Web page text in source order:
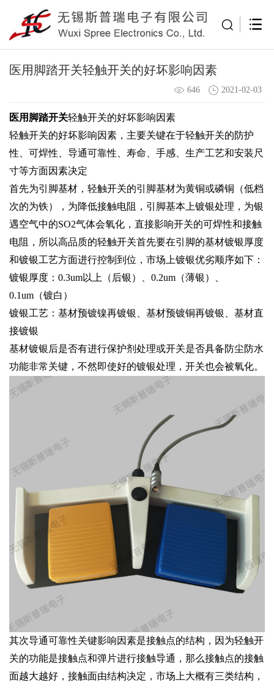
医用脚踏开关轻触开关的好坏影响因素
646 2021-02-03
医用脚踏开关轻触开关的好坏影响因素
轻触开关的好坏影响因素，主要关键在于轻触开关的防护
性、可焊性、导通可靠性、寿命、手感、生产工艺和安装尺
寸等方面因素决定
首先为引脚基材，轻触开关的引脚基材为黄铜或磷铜（低档
次的为铁），为降低接触电阻，引脚基本上镀银处理，为银
遇空气中的SO2气体会氧化，直接影响开关的可焊性和接触
电阻，所以高品质的轻触开关首先要在引脚的基材镀银厚度
和镀银工艺方面进行控制到位，市场上镀银优劣顺序如下：
镀银厚度：0.3um以上（后银）、0.2um（薄银）、
0.1um（镀白）
镀银工艺：基材预镀镍再镀银、基材预镀铜再镀银、基材直
接镀银
基材镀银后是否有进行保护剂处理或开关是否具备防尘防水
功能非常关键，不然即使好的镀银处理，开关也会被氧化。
其次导通可靠性关键影响因素是接触点的结构，因为轻触开
关的功能是接触点和弹片进行接触导通，那么接触点的接触
面越大越好，接触面由结构决定，市场上大概有三类结构，